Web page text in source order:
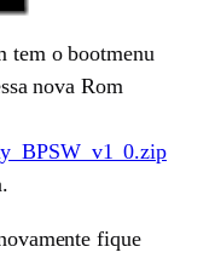
tem o bootmenu
nova Rom
fique